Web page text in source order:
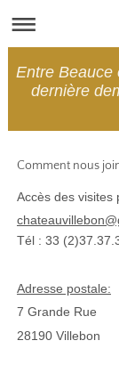
Entre Beauce
dernière
Comment nous
Accès des visites
Tél : 33
Adresse postale:
7 Grande Rue
28190 Villebon